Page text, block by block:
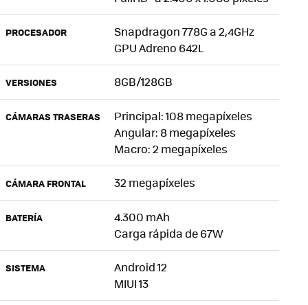
PROCESADOR
Snapdragon 778G a 2,4GHz
GPU Adreno 642L
VERSIONES 8GB/128GB
CÁMARAS TRASERAS
Principal: 108 megapíxeles
Angular: 8 megapíxeles
Macro: 2 megapíxeles
CÁMARA FRONTAL 32 megapíxeles
BATERÍA
4.300 mAh
Carga rápida de 67W
SISTEMA
Android 12
MIUI 13